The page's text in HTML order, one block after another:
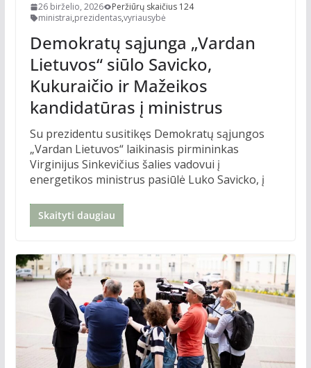
26 birželio, 2026
Peržiūrų skaičius 124
ministrai,prezidentas,vyriausybė
Demokratų sąjunga „Vardan
Lietuvos“ siūlo Savicko,
Kukuraičio ir Mažeikos
kandidatūras į ministrus
Su prezidentu susitikęs Demokratų sąjungos
„Vardan Lietuvos“ laikinasis pirmininkas
Virginijus Sinkevičius šalies vadovui į
energetikos ministrus pasiūlė Luko Savicko, į
Skaityti daugiau